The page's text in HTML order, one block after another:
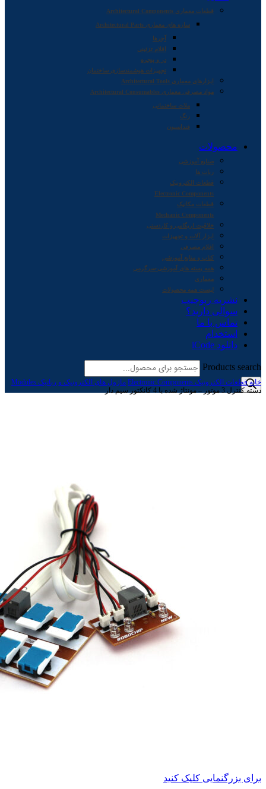
قطعات معماری Architectural Components
سازه های معماری Architectural Parts
آجرها
اقلام تزئینی
در و پنجره
تجهیزات هوشمندسازی ساختمان
ابزارهای معماری Architectural Tools
مواد مصرفی معماری Architectural Consumables
ملات ساختمانی
رنگ
فنداسیون
محصولات
صنایع آموزشی
ربات ها
قطعات الکترونیک
Electronic Components
قطعات مکانیک
Mechanic Components
خلاقیت اریگامی و کاردستی
ابزار آلات و تجهیزات
اقلام مصرفی
کتاب و منابع آموزشی
همه بسته های آموزشی-سرگرمی
معماری
لیست همه محصولات
نشریه ربوچیپ
سوالی دارید؟
تماس با ما
استخدام
دانلود iCode
Products search
خانه قطعات الکترونیک Electronic Components
ماژول های الکترونیک و رباتیک Modules
دسته کنترل 3 موتور – مونتاژ شده با 4 کانکتور سیم دار
برای بزرگنمایی کلیک کنید